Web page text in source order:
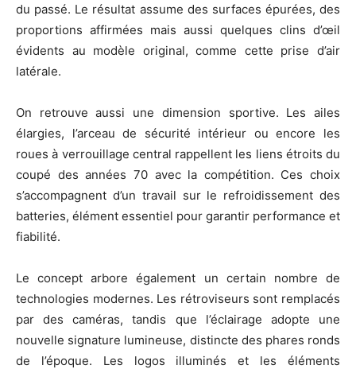
du passé. Le résultat assume des surfaces épurées, des
proportions affirmées mais aussi quelques clins d’œil
évidents au modèle original, comme cette prise d’air
latérale.
On retrouve aussi une dimension sportive. Les ailes
élargies, l’arceau de sécurité intérieur ou encore les
roues à verrouillage central rappellent les liens étroits du
coupé des années 70 avec la compétition. Ces choix
s’accompagnent d’un travail sur le refroidissement des
batteries, élément essentiel pour garantir performance et
fiabilité.
Le concept arbore également un certain nombre de
technologies modernes. Les rétroviseurs sont remplacés
par des caméras, tandis que l’éclairage adopte une
nouvelle signature lumineuse, distincte des phares ronds
de l’époque. Les logos illuminés et les éléments